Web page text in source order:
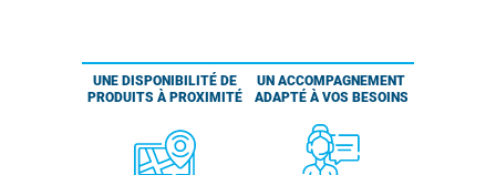
UNE DISPONIBILITÉ DE
PRODUITS À PROXIMITÉ
UN ACCOMPAGNEMENT
ADAPTÉ À VOS BESOINS